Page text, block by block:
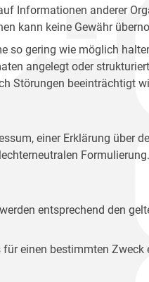
Informationen anderer
kann keine Gewähr
so gering wie möglich
angelegt oder
Störungen beeinträchtigt
einer Erklärung
Formulierung.
entsprechend den
einen bestimmten